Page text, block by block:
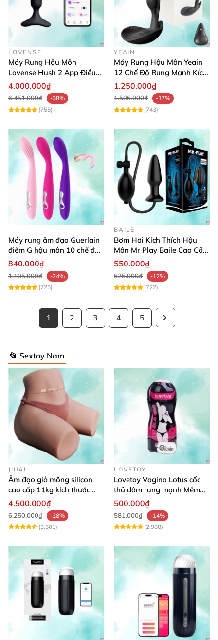
LOVENSE
Máy Rung Hậu Môn
Lovense Hush 2 App Điều
Khiển Kích Thích Mạnh Mẽ
4.000.000₫
6.451.000₫
-38%
(755)
YEAIN
Máy Rung Hậu Môn Yeain
12 Chế Độ Rung Mạnh Kích
Thích
1.250.000₫
1.506.000₫
-17%
(743)
Máy rung âm đạo Guerlain
điểm G hậu môn 10 chế độ
mạnh mẽ
840.000₫
1.105.000₫
-24%
(725)
BAILE
Bơm Hơi Kích Thích Hậu
Môn Mr Play Baile Cao Cấp
Dễ Dùng
550.000₫
625.000₫
-12%
(722)
1 2 3 4 5
📂 Sextoy Nam
JIUAI
Âm đạo giả mông silicon
cao cấp 11kg kích thước
như thật Nhật
4.500.000₫
6.250.000₫
-28%
(3,501)
LOVETOY
Lovetoy Vagina Lotus cốc
thủ dâm rung mạnh Mềm
mại Kích thích lâu
500.000₫
581.000₫
-14%
(2,988)